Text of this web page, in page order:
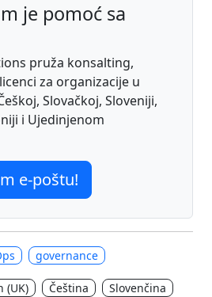
je pomoć sa
pruža konsalting,
za organizacije u
Slovačkoj, Sloveniji,
i Ujedinjenom
e-poštu!
governance
(UK) Čeština
Slovenčina